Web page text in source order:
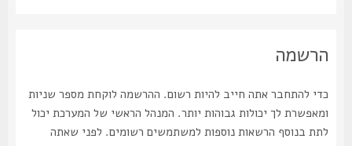
הרשמה
כדי להתחבר אתה חייב להיות רשום. ההרשמה לוקחת מספר שניות
ומאפשרת לך יכולות גבוהות יותר. המנהל הראשי של המערכת יכול
לתת בנוסף הרשאות נוספות למשתמשים רשומים. לפני שאתה